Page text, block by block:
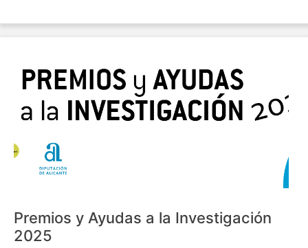
Premios y Ayudas a la Investigación
2025